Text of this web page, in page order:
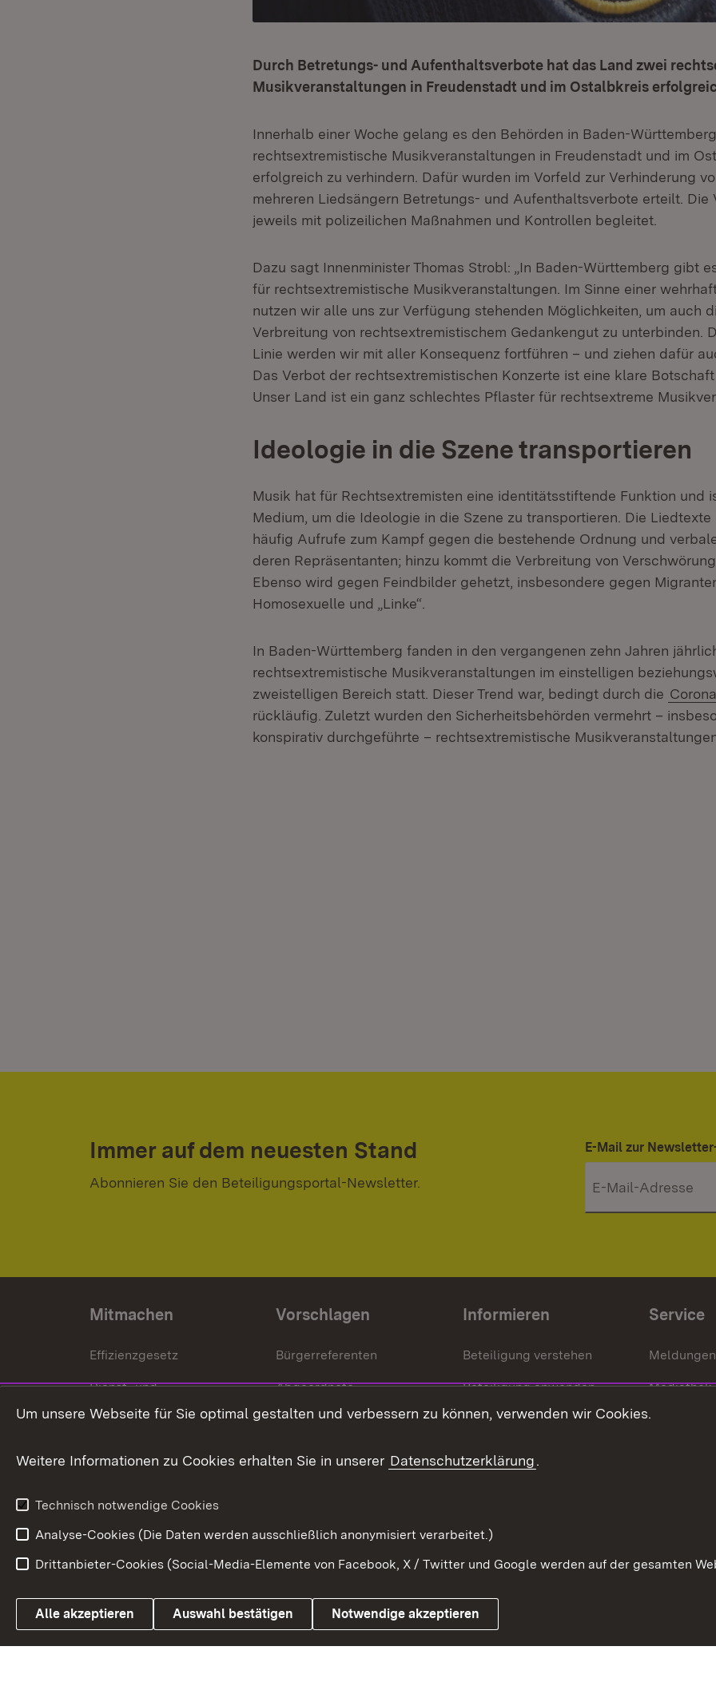
Durch Betretungs- und Aufenthaltsverbote hat das Land zwei
Musikveranstaltungen in Freudenstadt und im Ostalbkreis
Innerhalb einer Woche gelang es den Behörden in Baden-
rechtsextremistische Musikveranstaltungen in Freudenstadt und im
erfolgreich zu verhindern. Dafür wurden im Vorfeld zur Verhinderung
mehreren Liedsängern Betretungs- und Aufenthaltsverbote erteilt. Die
jeweils mit polizeilichen Maßnahmen und Kontrollen begleitet.
Dazu sagt Innenminister Thomas Strobl: „In Baden-Württemberg gibt
für rechtsextremistische Musikveranstaltungen. Im Sinne einer
nutzen wir alle uns zur Verfügung stehenden Möglichkeiten, um auch
Verbreitung von rechtsextremistischem Gedankengut zu unterbinden.
Linie werden wir mit aller Konsequenz fortführen – und ziehen dafür
Das Verbot der rechtsextremistischen Konzerte ist eine klare
Unser Land ist ein ganz schlechtes Pflaster für rechtsextreme
Ideologie in die Szene transportieren
Musik hat für Rechtsextremisten eine identitätsstiftende Funktion und
Medium, um die Ideologie in die Szene zu transportieren. Die
häufig Aufrufe zum Kampf gegen die bestehende Ordnung und
deren Repräsentanten; hinzu kommt die Verbreitung von
Ebenso wird gegen Feindbilder gehetzt, insbesondere gegen
Homosexuelle und „Linke“.
In Baden-Württemberg fanden in den vergangenen zehn Jahren
rechtsextremistische Musikveranstaltungen im einstelligen
zweistelligen Bereich statt. Dieser Trend war, bedingt durch die
rückläufig. Zuletzt wurden den Sicherheitsbehörden vermehrt –
konspirativ durchgeführte – rechtsextremistische
Immer auf dem neuesten Stand
Abonnieren Sie den Beteiligungsportal-Newsletter.
E-Mail zur
Mitmachen
Effizienzgesetz
Dienst- und
Versorgungsbezüge
Weitere
Vorschlagen
Bürgerreferenten
Abgeordnete
Bürgerbeauftragte
Informieren
Beteiligung verstehen
Beteiligung anwenden
Beteiligung stärken
Service
Meldungen
Mediathek
Link zum Landesportal
Impressum Kontakt
Um unsere Webseite für Sie optimal gestalten und verbessern zu können, verwenden wir Cookies.
Weitere Informationen zu Cookies erhalten Sie in unserer Datenschutzerklärung.
Technisch notwendige Cookies
Analyse-Cookies (Die Daten werden ausschließlich anonymisiert verarbeitet.)
Drittanbieter-Cookies (Social-Media-Elemente von Facebook, X / Twitter und Google werden auf der gesamten
Alle akzeptieren Auswahl bestätigen Notwendige akzeptieren